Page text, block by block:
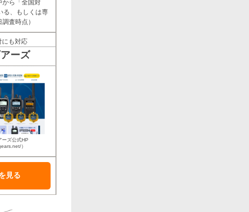
から「全国対
る、もしくは専
査時点）
にも対応
ーズ
ーズ公式HP
）
見る